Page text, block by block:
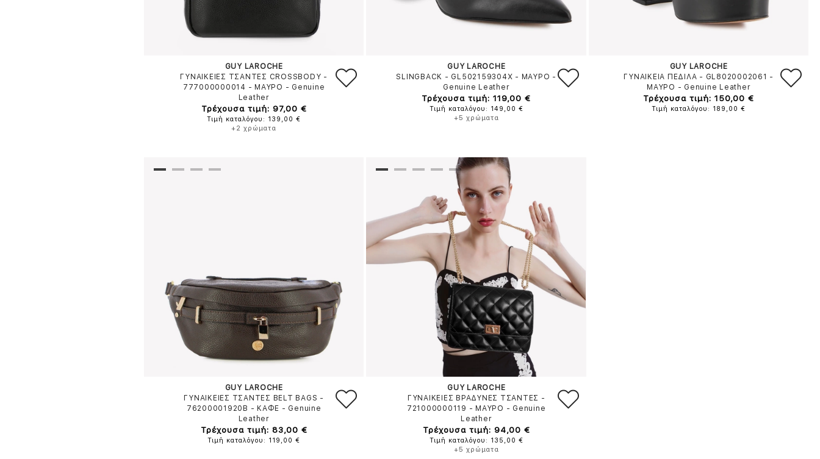
GUY LAROCHE
ΓΥΝΑΙΚΕΙΕΣ ΤΣΑΝΤΕΣ CROSSBODY -
777000000014 - ΜΑΥΡΟ - Genuine
Leather
Τρέχουσα τιμή: 97,00 €
Τιμή καταλόγου: 139,00 €
+2 χρώματα
GUY LAROCHE
SLINGBACK - GL502159304X - ΜΑΥΡΟ -
Genuine Leather
Τρέχουσα τιμή: 119,00 €
Τιμή καταλόγου: 149,00 €
+5 χρώματα
GUY LAROCHE
ΓΥΝΑΙΚΕΙΑ ΠΕΔΙΛΑ - GL8020002061 -
ΜΑΥΡΟ - Genuine Leather
Τρέχουσα τιμή: 150,00 €
Τιμή καταλόγου: 189,00 €
GUY LAROCHE
ΓΥΝΑΙΚΕΙΕΣ ΤΣΑΝΤΕΣ BELT BAGS -
76200001920B - ΚΑΦΕ - Genuine
Leather
Τρέχουσα τιμή: 83,00 €
Τιμή καταλόγου: 119,00 €
GUY LAROCHE
ΓΥΝΑΙΚΕΙΕΣ ΒΡΑΔΥΝΕΣ ΤΣΑΝΤΕΣ -
721000000119 - ΜΑΥΡΟ - Genuine
Leather
Τρέχουσα τιμή: 94,00 €
Τιμή καταλόγου: 135,00 €
+5 χρώματα